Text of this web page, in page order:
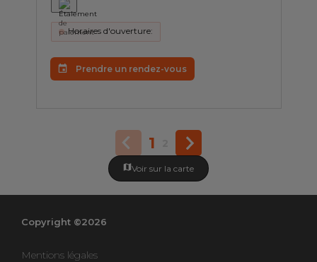
Horaires d'ouverture:
Prendre un rendez-vous
1
Voir sur la carte
Copyright ©2026
Mentions légales